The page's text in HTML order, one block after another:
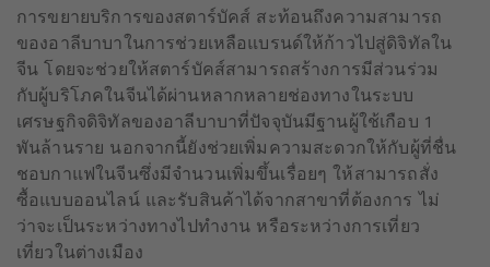
การขยายบริการของสตาร์บัคส์ สะท้อนถึงความสามารถ
ของอาลีบาบาในการช่วยเหลือแบรนด์ให้ก้าวไปสู่ดิจิทัลใน
จีน โดยจะช่วยให้สตาร์บัคส์สามารถสร้างการมีส่วนร่วม
กับผู้บริโภคในจีนได้ผ่านหลากหลายช่องทางในระบบ
เศรษฐกิจดิจิทัลของอาลีบาบาที่ปัจจุบันมีฐานผู้ใช้เกือบ 1
พันล้านราย นอกจากนี้ยังช่วยเพิ่มความสะดวกให้กับผู้ที่ชื่น
ชอบกาแฟในจีนซึ่งมีจำนวนเพิ่มขึ้นเรื่อยๆ ให้สามารถสั่ง
ซื้อแบบออนไลน์ และรับสินค้าได้จากสาขาที่ต้องการ ไม่
ว่าจะเป็นระหว่างทางไปทำงาน หรือระหว่างการเที่ยว
เที่ยวในต่างเมือง